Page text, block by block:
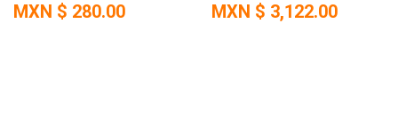
MXN $ 280.00 MXN $ 3,122.00